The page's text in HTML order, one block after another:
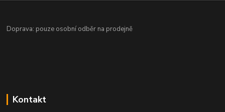
Doprava: pouze osobní odběr na prodejně
Kontakt